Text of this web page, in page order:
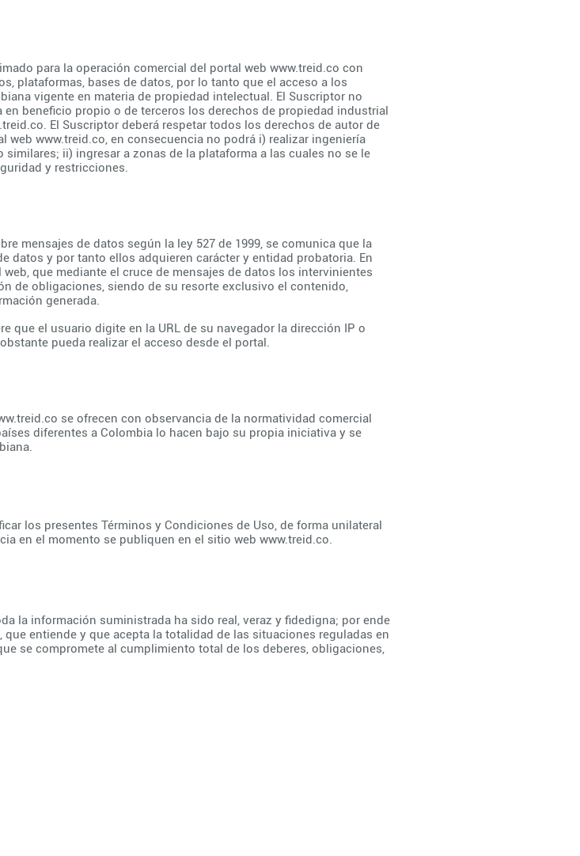
para la operación comercial del portal web www.treid.co con
plataformas, bases de datos, por lo tanto que el acceso a los
vigente en materia de propiedad intelectual. El Suscriptor no
beneficio propio o de terceros los derechos de propiedad industrial
. El Suscriptor deberá respetar todos los derechos de autor de
web www.treid.co, en consecuencia no podrá i) realizar ingeniería
ii) ingresar a zonas de la plataforma a las cuales no se le
y restricciones.
mensajes de datos según la ley 527 de 1999, se comunica que la
datos y por tanto ellos adquieren carácter y entidad probatoria. En
que mediante el cruce de mensajes de datos los intervinientes
de obligaciones, siendo de su resorte exclusivo el contenido,
generada.
que el usuario digite en la URL de su navegador la dirección IP o
pueda realizar el acceso desde el portal.
se ofrecen con observancia de la normatividad comercial
diferentes a Colombia lo hacen bajo su propia iniciativa y se
los presentes Términos y Condiciones de Uso, de forma unilateral
en el momento se publiquen en el sitio web www.treid.co.
la información suministrada ha sido real, veraz y fidedigna; por ende
entiende y que acepta la totalidad de las situaciones reguladas en
se compromete al cumplimiento total de los deberes, obligaciones,